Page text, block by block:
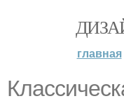
главная